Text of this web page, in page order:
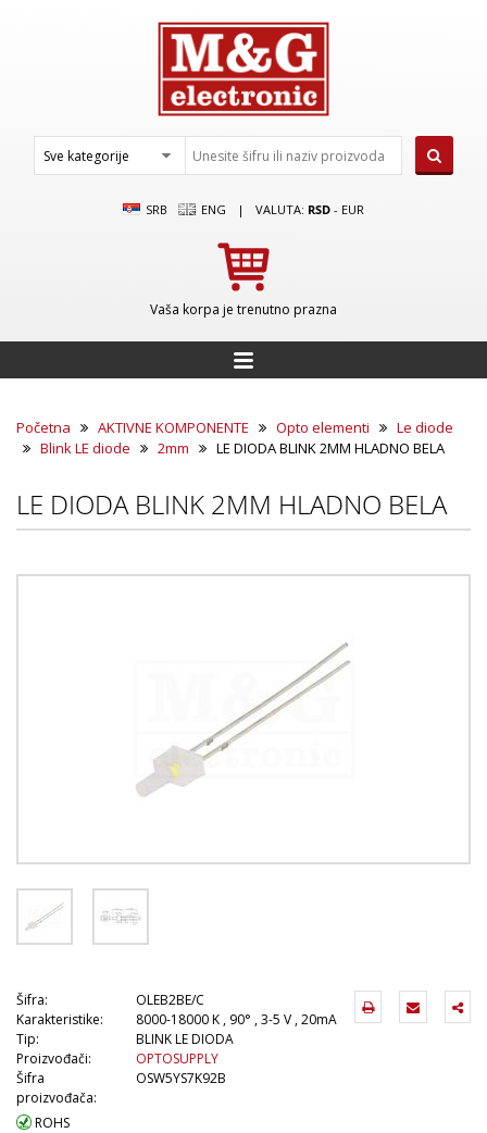
SRB ENG | VALUTA: RSD - EUR
Vaša korpa je trenutno prazna
Početna AKTIVNE KOMPONENTE Opto elementi
Le diode
Blink LE diode
2mm LE DIODA BLINK 2MM HLADNO BELA
LE DIODA BLINK 2MM HLADNO BELA
Šifra:
OLEB2BE/C
Karakteristike:
8000-18000 K , 90° , 3-5 V , 20mA
Tip:
BLINK LE DIODA
Proizvođači:
OPTOSUPPLY
Šifra
proizvođača:
OSW5YS7K92B
ROHS